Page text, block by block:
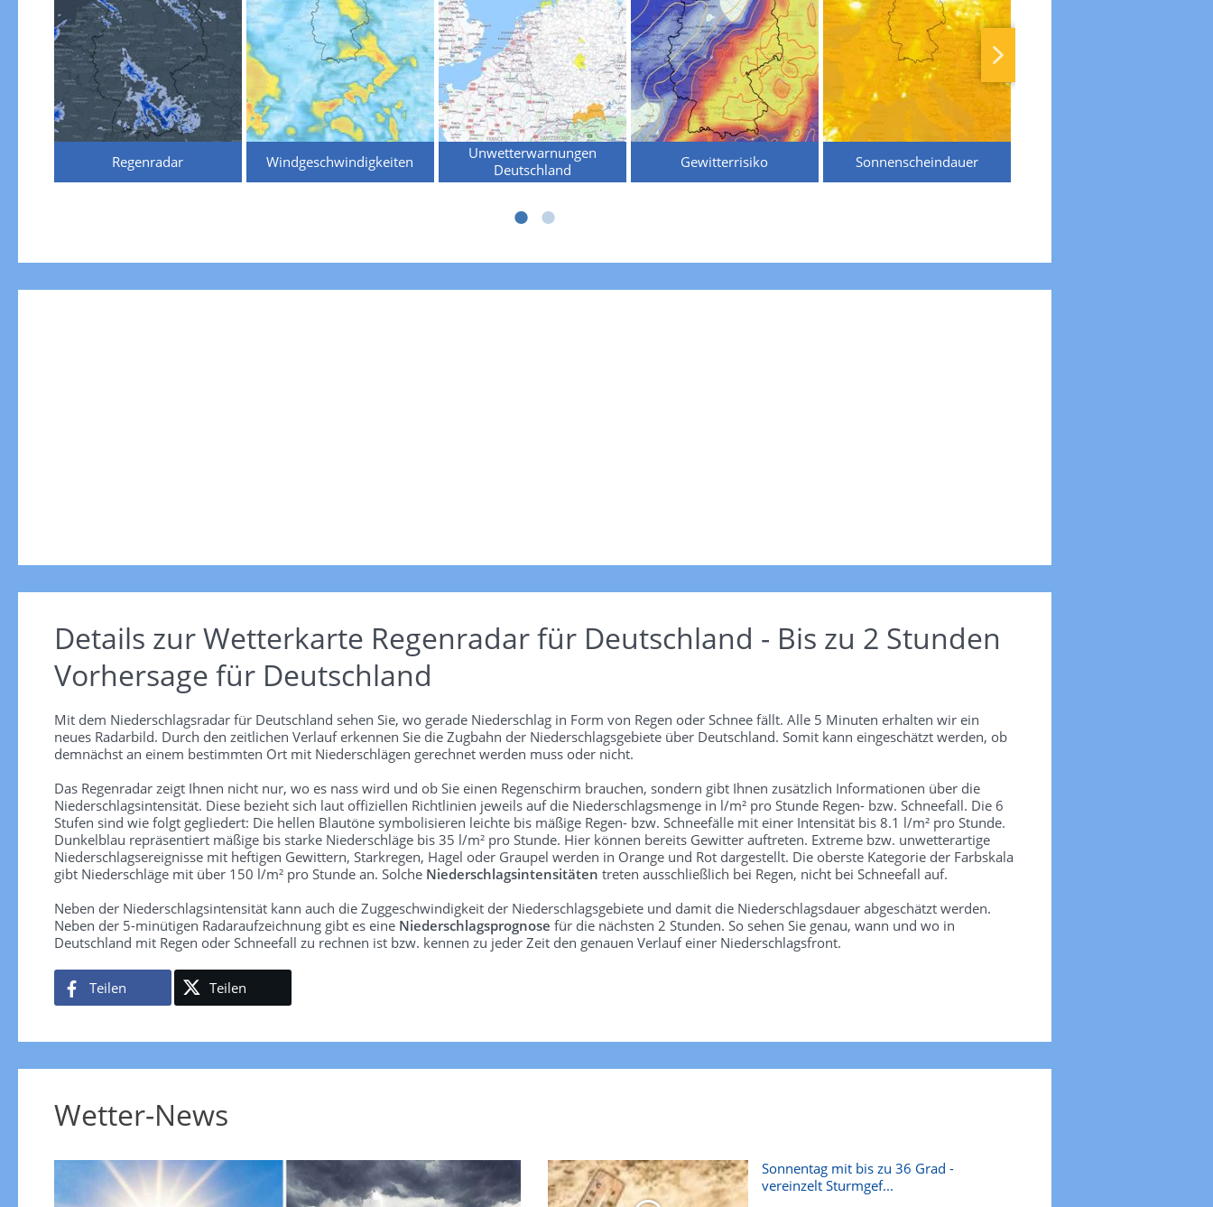
Regenradar Windgeschwindigkeiten
Unwetterwarnungen
Deutschland
Gewitterrisiko Sonnenscheindauer
Details zur Wetterkarte Regenradar für Deutschland - Bis zu 2 Stunden
Vorhersage für Deutschland
Mit dem Niederschlagsradar für Deutschland sehen Sie, wo gerade Niederschlag in Form von Regen oder Schnee fällt. Alle 5 Minuten erhalten wir ein
neues Radarbild. Durch den zeitlichen Verlauf erkennen Sie die Zugbahn der Niederschlagsgebiete über Deutschland. Somit kann eingeschätzt werden, ob
demnächst an einem bestimmten Ort mit Niederschlägen gerechnet werden muss oder nicht.
Das Regenradar zeigt Ihnen nicht nur, wo es nass wird und ob Sie einen Regenschirm brauchen, sondern gibt Ihnen zusätzlich Informationen über die
Niederschlagsintensität. Diese bezieht sich laut offiziellen Richtlinien jeweils auf die Niederschlagsmenge in l/m² pro Stunde Regen- bzw. Schneefall. Die 6
Stufen sind wie folgt gegliedert: Die hellen Blautöne symbolisieren leichte bis mäßige Regen- bzw. Schneefälle mit einer Intensität bis 8.1 l/m² pro Stunde.
Dunkelblau repräsentiert mäßige bis starke Niederschläge bis 35 l/m² pro Stunde. Hier können bereits Gewitter auftreten. Extreme bzw. unwetterartige
Niederschlagsereignisse mit heftigen Gewittern, Starkregen, Hagel oder Graupel werden in Orange und Rot dargestellt. Die oberste Kategorie der Farbskala
gibt Niederschläge mit über 150 l/m² pro Stunde an. Solche Niederschlagsintensitäten treten ausschließlich bei Regen, nicht bei Schneefall auf.
Neben der Niederschlagsintensität kann auch die Zuggeschwindigkeit der Niederschlagsgebiete und damit die Niederschlagsdauer abgeschätzt werden.
Neben der 5-minütigen Radaraufzeichnung gibt es eine Niederschlagsprognose für die nächsten 2 Stunden. So sehen Sie genau, wann und wo in
Deutschland mit Regen oder Schneefall zu rechnen ist bzw. kennen zu jeder Zeit den genauen Verlauf einer Niederschlagsfront.
Teilen Teilen
Wetter-News
Sonnentag mit bis zu 36 Grad -
vereinzelt Sturmgef...